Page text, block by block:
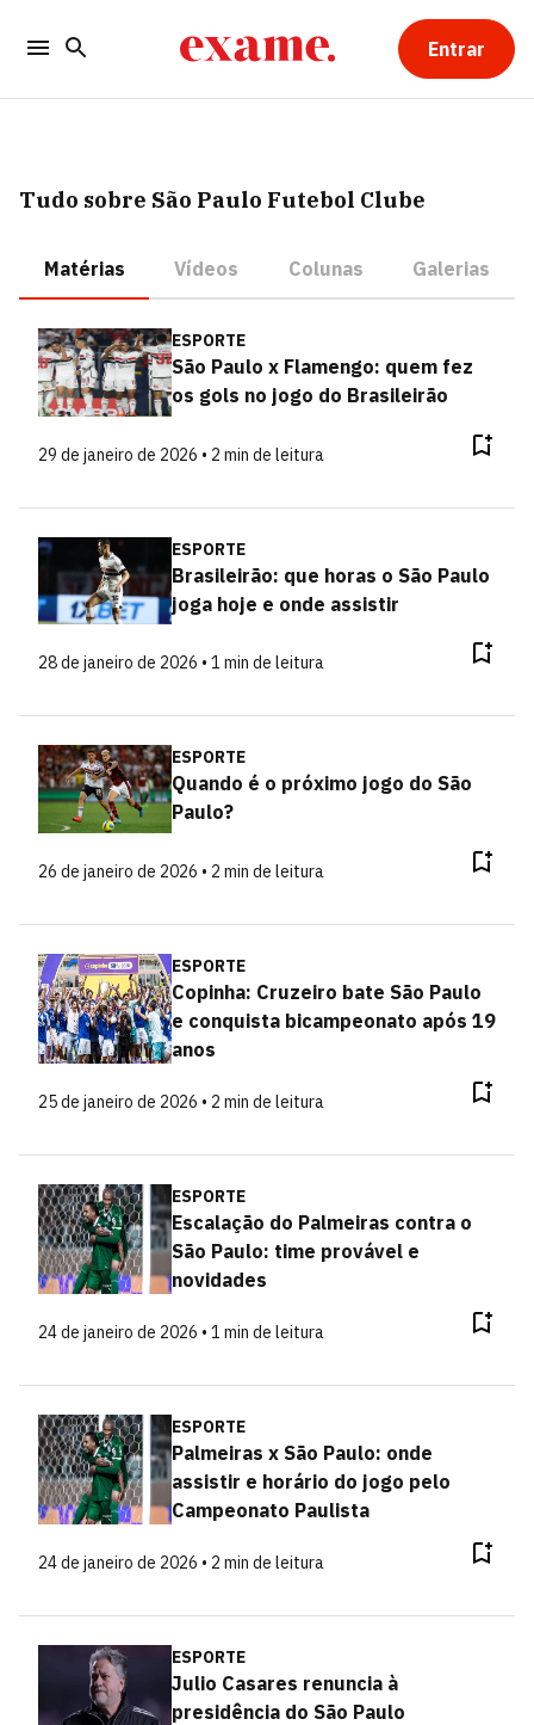
Entrar
Tudo sobre São Paulo Futebol Clube
Matérias Vídeos Colunas Galerias
ESPORTE
São Paulo x Flamengo: quem fez
os gols no jogo do Brasileirão
29 de janeiro de 2026 • 2 min de leitura
ESPORTE
Brasileirão: que horas o São Paulo
joga hoje e onde assistir
28 de janeiro de 2026 • 1 min de leitura
ESPORTE
Quando é o próximo jogo do São
Paulo?
26 de janeiro de 2026 • 2 min de leitura
ESPORTE
Copinha: Cruzeiro bate São Paulo
e conquista bicampeonato após 19
anos
25 de janeiro de 2026 • 2 min de leitura
ESPORTE
Escalação do Palmeiras contra o
São Paulo: time provável e
novidades
24 de janeiro de 2026 • 1 min de leitura
ESPORTE
Palmeiras x São Paulo: onde
assistir e horário do jogo pelo
Campeonato Paulista
24 de janeiro de 2026 • 2 min de leitura
ESPORTE
Julio Casares renuncia à
presidência do São Paulo